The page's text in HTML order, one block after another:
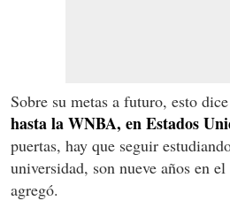
Sobre su metas a futuro, esto
hasta la WNBA, en Estados
puertas, hay que seguir
universidad, son nueve años en
agregó.